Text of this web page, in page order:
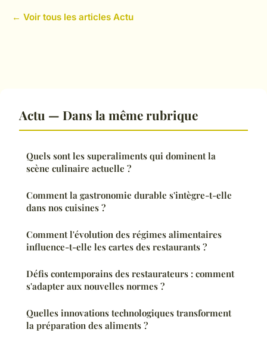
← Voir tous les articles Actu
Actu — Dans la même rubrique
Quels sont les superaliments qui dominent la
scène culinaire actuelle ?
Comment la gastronomie durable s'intègre-t-elle
dans nos cuisines ?
Comment l'évolution des régimes alimentaires
influence-t-elle les cartes des restaurants ?
Défis contemporains des restaurateurs : comment
s'adapter aux nouvelles normes ?
Quelles innovations technologiques transforment
la préparation des aliments ?